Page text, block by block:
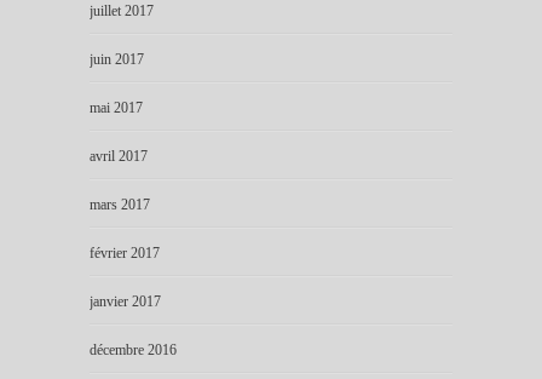
juillet 2017
juin 2017
mai 2017
avril 2017
mars 2017
février 2017
janvier 2017
décembre 2016